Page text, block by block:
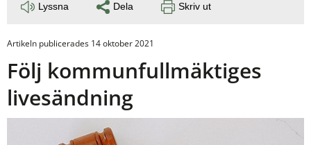
Lyssna Dela Skriv ut
Artikeln publicerades 14 oktober 2021
Följ kommunfullmäktiges
livesändning